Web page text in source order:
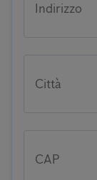
Indirizzo
Città
CAP